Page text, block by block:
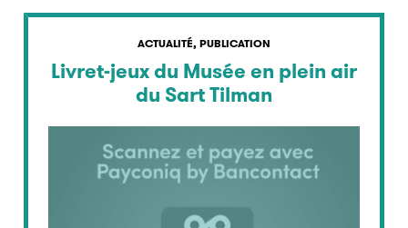
ACTUALITÉ, PUBLICATION
Livret-jeux du Musée en plein air
du Sart Tilman